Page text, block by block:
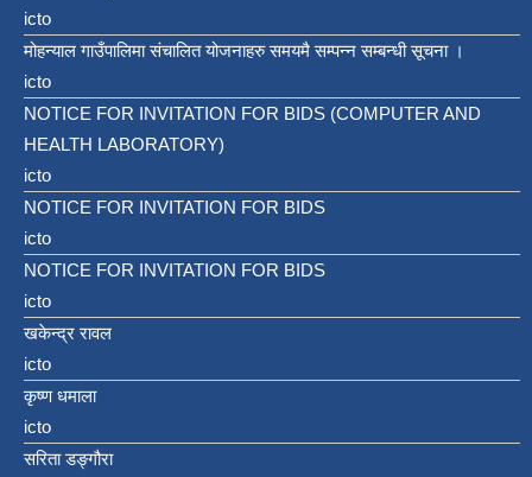
icto
मोहन्याल गाउँपालिमा संचालित योजनाहरु समयमै सम्पन्न सम्बन्धी सूचना ।
icto
NOTICE FOR INVITATION FOR BIDS (COMPUTER AND
HEALTH LABORATORY)
icto
NOTICE FOR INVITATION FOR BIDS
icto
NOTICE FOR INVITATION FOR BIDS
icto
खकेन्द्र रावल
icto
कृष्ण धमाला
icto
सरिता डङ्गौरा